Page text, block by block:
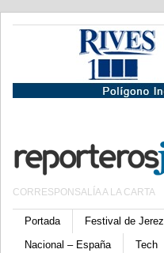
CORRESPONSALÍA A LA CARTA
Portada Festival de Jerez
Nacional – España
Tech